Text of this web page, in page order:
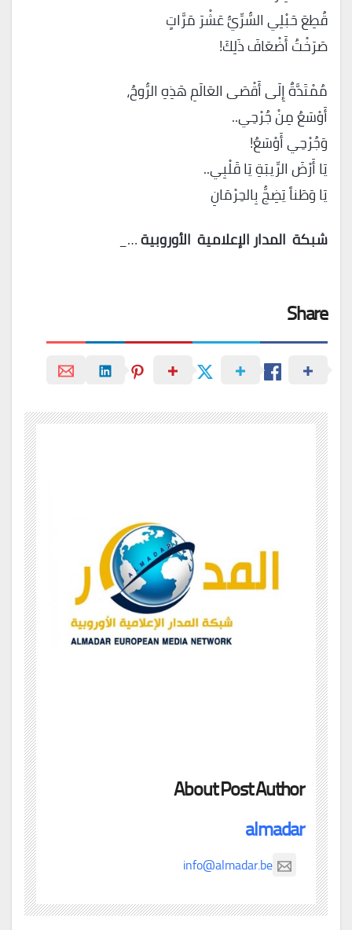
قُطِعَ حَبْلِي السُّرِّيُّ عَشْرَ مَرَّاتٍ
صَرَخْتُ أَضْعَافَ ذَلِكَ!
مُمْتَدَّةٌ إِلَى أَقْصَى العَالَمِ هَذِهِ الرُّوحُ،
أَوْسَعُ مِنْ جُرْحِي..
وَجُرْحِي أَوْسَعُ!
يَا أَرْضَ الرِّيبَةِ يَا قَلْبِي..
يَا وَطَناً يَضِجُّ بِالحِرْمَانِ
شبكة المدارالإعلامية الأوروبية…_
Share
About Post Author
almadar
info@almadar.be